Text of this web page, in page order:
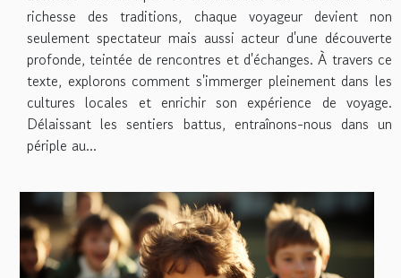
richesse des traditions, chaque voyageur devient non
seulement spectateur mais aussi acteur d'une découverte
profonde, teintée de rencontres et d'échanges. À travers ce
texte, explorons comment s'immerger pleinement dans les
cultures locales et enrichir son expérience de voyage.
Délaissant les sentiers battus, entraînons-nous dans un
périple au...